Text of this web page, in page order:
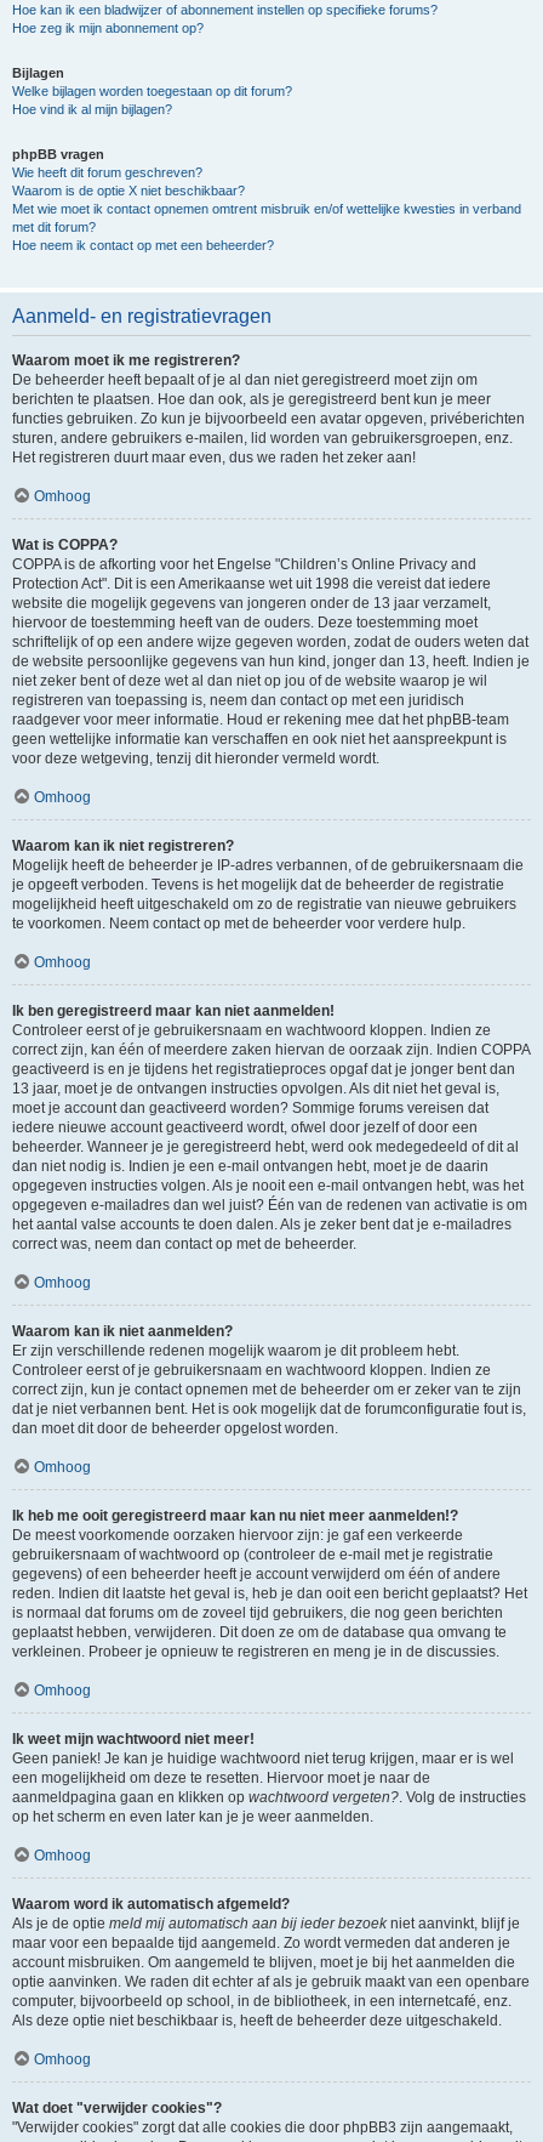
Hoe kan ik een bladwijzer of abonnement instellen op specifieke forums?
Hoe zeg ik mijn abonnement op?
Bijlagen
Welke bijlagen worden toegestaan op dit forum?
Hoe vind ik al mijn bijlagen?
phpBB vragen
Wie heeft dit forum geschreven?
Waarom is de optie X niet beschikbaar?
Met wie moet ik contact opnemen omtrent misbruik en/of wettelijke kwesties in verband
met dit forum?
Hoe neem ik contact op met een beheerder?
Aanmeld- en registratievragen
Waarom moet ik me registreren?
De beheerder heeft bepaalt of je al dan niet geregistreerd moet zijn om
berichten te plaatsen. Hoe dan ook, als je geregistreerd bent kun je meer
functies gebruiken. Zo kun je bijvoorbeeld een avatar opgeven, privéberichten
sturen, andere gebruikers e-mailen, lid worden van gebruikersgroepen, enz.
Het registreren duurt maar even, dus we raden het zeker aan!
Omhoog
Wat is COPPA?
COPPA is de afkorting voor het Engelse "Children’s Online Privacy and
Protection Act". Dit is een Amerikaanse wet uit 1998 die vereist dat iedere
website die mogelijk gegevens van jongeren onder de 13 jaar verzamelt,
hiervoor de toestemming heeft van de ouders. Deze toestemming moet
schriftelijk of op een andere wijze gegeven worden, zodat de ouders weten dat
de website persoonlijke gegevens van hun kind, jonger dan 13, heeft. Indien je
niet zeker bent of deze wet al dan niet op jou of de website waarop je wil
registreren van toepassing is, neem dan contact op met een juridisch
raadgever voor meer informatie. Houd er rekening mee dat het phpBB-team
geen wettelijke informatie kan verschaffen en ook niet het aanspreekpunt is
voor deze wetgeving, tenzij dit hieronder vermeld wordt.
Omhoog
Waarom kan ik niet registreren?
Mogelijk heeft de beheerder je IP-adres verbannen, of de gebruikersnaam die
je opgeeft verboden. Tevens is het mogelijk dat de beheerder de registratie
mogelijkheid heeft uitgeschakeld om zo de registratie van nieuwe gebruikers
te voorkomen. Neem contact op met de beheerder voor verdere hulp.
Omhoog
Ik ben geregistreerd maar kan niet aanmelden!
Controleer eerst of je gebruikersnaam en wachtwoord kloppen. Indien ze
correct zijn, kan één of meerdere zaken hiervan de oorzaak zijn. Indien COPPA
geactiveerd is en je tijdens het registratieproces opgaf dat je jonger bent dan
13 jaar, moet je de ontvangen instructies opvolgen. Als dit niet het geval is,
moet je account dan geactiveerd worden? Sommige forums vereisen dat
iedere nieuwe account geactiveerd wordt, ofwel door jezelf of door een
beheerder. Wanneer je je geregistreerd hebt, werd ook medegedeeld of dit al
dan niet nodig is. Indien je een e-mail ontvangen hebt, moet je de daarin
opgegeven instructies volgen. Als je nooit een e-mail ontvangen hebt, was het
opgegeven e-mailadres dan wel juist? Één van de redenen van activatie is om
het aantal valse accounts te doen dalen. Als je zeker bent dat je e-mailadres
correct was, neem dan contact op met de beheerder.
Omhoog
Waarom kan ik niet aanmelden?
Er zijn verschillende redenen mogelijk waarom je dit probleem hebt.
Controleer eerst of je gebruikersnaam en wachtwoord kloppen. Indien ze
correct zijn, kun je contact opnemen met de beheerder om er zeker van te zijn
dat je niet verbannen bent. Het is ook mogelijk dat de forumconfiguratie fout is,
dan moet dit door de beheerder opgelost worden.
Omhoog
Ik heb me ooit geregistreerd maar kan nu niet meer aanmelden!?
De meest voorkomende oorzaken hiervoor zijn: je gaf een verkeerde
gebruikersnaam of wachtwoord op (controleer de e-mail met je registratie
gegevens) of een beheerder heeft je account verwijderd om één of andere
reden. Indien dit laatste het geval is, heb je dan ooit een bericht geplaatst? Het
is normaal dat forums om de zoveel tijd gebruikers, die nog geen berichten
geplaatst hebben, verwijderen. Dit doen ze om de database qua omvang te
verkleinen. Probeer je opnieuw te registreren en meng je in de discussies.
Omhoog
Ik weet mijn wachtwoord niet meer!
Geen paniek! Je kan je huidige wachtwoord niet terug krijgen, maar er is wel
een mogelijkheid om deze te resetten. Hiervoor moet je naar de
aanmeldpagina gaan en klikken op wachtwoord vergeten?. Volg de instructies
op het scherm en even later kan je je weer aanmelden.
Omhoog
Waarom word ik automatisch afgemeld?
Als je de optie meld mij automatisch aan bij ieder bezoekniet aanvinkt, blijf je
maar voor een bepaalde tijd aangemeld. Zo wordt vermeden dat anderen je
account misbruiken. Om aangemeld te blijven, moet je bij het aanmelden die
optie aanvinken. We raden dit echter af als je gebruik maakt van een openbare
computer, bijvoorbeeld op school, in de bibliotheek, in een internetcafé, enz.
Als deze optie niet beschikbaar is, heeft de beheerder deze uitgeschakeld.
Omhoog
Wat doet "verwijder cookies"?
"Verwijder cookies" zorgt dat alle cookies die door phpBB3 zijn aangemaakt,